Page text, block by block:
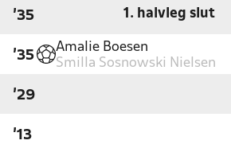
'35 1. halvleg slut
'35
Amalie Boesen
Smilla Sosnowski Nielsen
'29
'13